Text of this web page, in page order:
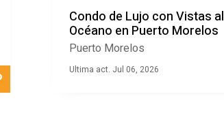
Condo de Lujo con Vistas al
Océano en Puerto Morelos
Puerto Morelos
Ultima act. Jul 06, 2026